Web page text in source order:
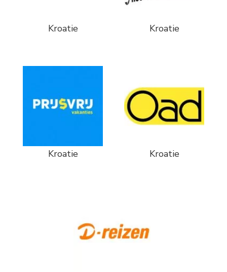
Kroatie Kroatie
Kroatie Kroatie